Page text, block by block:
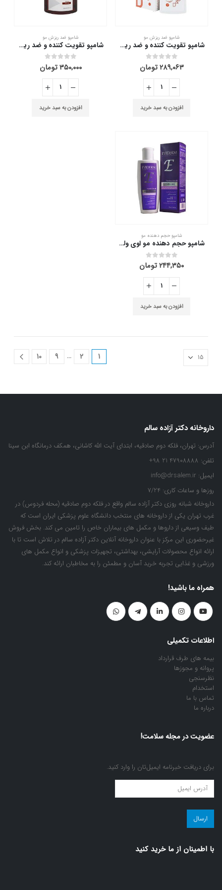
شامپو ضد ریزش مو
شامپو تقویت کننده و ضد ریزش مو دئودراگ 200 میلی لیتر
0
۲۸۹,۰۶۳تومان
افزودن به سبد خرید
شامپو ضد ریزش مو
شامپو تقویت کننده و ضد ریزش مو فولیکا 200 میلی لیتر
۳۵۰,۰۰۰تومان
افزودن به سبد خرید
شامپو حجم دهنده مو
شامپو حجم دهنده مو اوی ولوم اویدرم 250 میلی لیتر
0
out of 5
۲۴۴,۳۵۰تومان
افزودن به سبد خرید
1
2
…
9
10
داروخانه دکتر آزاده سالم
آدرس: تهران، فلکه دوم صادقیه، ابتدای آیت الله کاشانی، همکف درمانگاه ابن سینا
تلفن: 47908888 21 98+
ایمیل: info@drsalem.ir
روزها و ساعات کاری: 7/24
داروخانه شبانه روزی دکتر آزاده سالم واقع در فلکه دوم صادقیه (محله فردوس) در
غرب تهران یکی از داروخانه های منتخب دانشگاه علوم پزشکی ایران است که
طیف وسیعی از داروها و مکمل های بیماران خاص را تامین می کند. بخش فروش
غیرحضوری این مرکز با عنوان داروخانه آنلاین دکتر آزاده سالم در تلاش است تا با
ارائه انواع محصولات آرایشی، بهداشتی، تجهیزات پزشکی و انواع مکمل های
ورزشی و غذایی تجربه خرید آسان و مطمئن را به مخاطبان ارائه کند.
همراه ما باشید!
اطلاعات تکمیلی
بیمه های طرف قرارداد
پروانه و مجوزها
نظرسنجی
استخدام
تماس با ما
درباره ما
عضویت در مجله سلامت!
برای دریافت خبرنامه ایمیل‌تان را وارد کنید.
عضویت
در
مجله
سلامت!
با اطمينان از ما خريد كنيد